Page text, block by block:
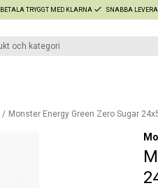
BETALA TRYGGT MED KLARNA SNABBA
Monster Energy Green Zero Sugar